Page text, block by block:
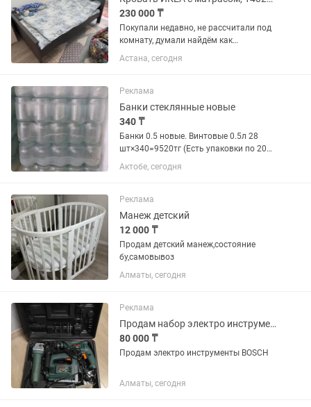
230 000 ₸
Покупали недавно, не рассчитали под
комнату, думали найдём как
расположить, но не выходит, занимает
слишком много места. Комплект -
слова: IKEA, ИКЕА, кровать IKEA,...
Астана, сегодня
Реклама
Банки стеклянные новые
340 ₸
Банки 0.5 новые. Винтовые 0.5л 28
шт×340=9520тг (Есть упаковки по 20
шт×340=6800 тг) 1л.простые и 1
л.винтовые – 12 шт.× 490 тг = 5 880 тг.
Есть бу банки, дешевле...
Актобе, сегодня
Реклама
Манеж детский
12 000 ₸
Продам детский манеж,состояние
бу,самовывоз
Алматы, сегодня
Реклама
Продам набор электро инструментов BOSCH оригинал. Бу в отличном состоянии
80 000 ₸
Продам электро инструменты BOSCH
Алматы, сегодня